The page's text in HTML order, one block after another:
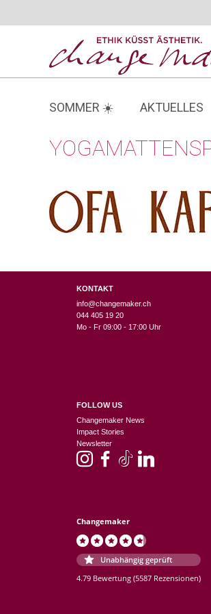
SOMMER ☀️ AKTUELLES
KONTAKT
info@changemaker.ch
044 405 19 20
Mo - Fr 09:00 - 17:00 Uhr
FOLLOW US
Changemaker News
Impact Stories
Newsletter
Changemaker
Unabhängig geprüft
4.79 Bewertung (5587 Rezensionen)